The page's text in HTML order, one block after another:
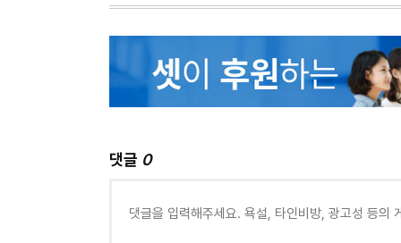
댓글 0